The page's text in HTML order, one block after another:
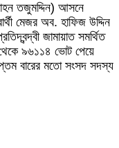
তজুমদ্দিন) আসনে
মেজর অব. হাফিজ উদ্দিন
জামায়াত সমর্থিত
৯৬১১৪ ভোট পেয়ে
বারের মতো সংসদ সদস্য